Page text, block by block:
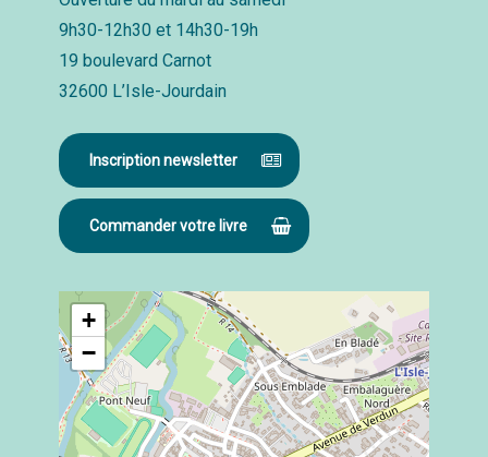
9h30-12h30 et 14h30-19h
19 boulevard Carnot
32600 L’Isle-Jourdain
Inscription newsletter
Commander votre livre
+
−